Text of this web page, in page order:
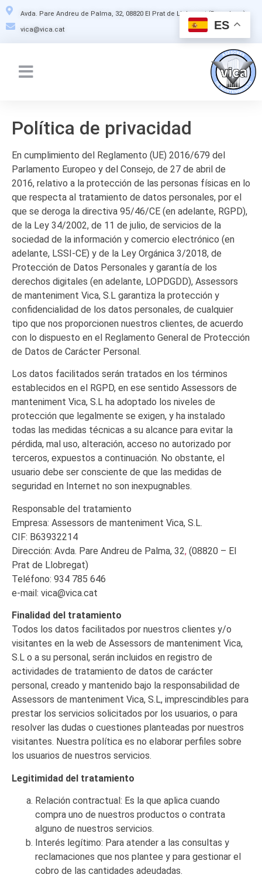
Avda. Pare Andreu de Palma, 32, 08820 El Prat de Llobregat (Barcelona)
vica@vica.cat
Política de privacidad
En cumplimiento del Reglamento (UE) 2016/679 del
Parlamento Europeo y del Consejo, de 27 de abril de
2016, relativo a la protección de las personas físicas en lo
que respecta al tratamiento de datos personales, por el
que se deroga la directiva 95/46/CE (en adelante, RGPD),
de la Ley 34/2002, de 11 de julio, de servicios de la
sociedad de la información y comercio electrónico (en
adelante, LSSI-CE) y de la Ley Orgánica 3/2018, de
Protección de Datos Personales y garantía de los
derechos digitales (en adelante, LOPDGDD), Assessors
de manteniment Vica, S.L garantiza la protección y
confidencialidad de los datos personales, de cualquier
tipo que nos proporcionen nuestros clientes, de acuerdo
con lo dispuesto en el Reglamento General de Protección
de Datos de Carácter Personal.
Los datos facilitados serán tratados en los términos
establecidos en el RGPD, en ese sentido Assessors de
manteniment Vica, S.L ha adoptado los niveles de
protección que legalmente se exigen, y ha instalado
todas las medidas técnicas a su alcance para evitar la
pérdida, mal uso, alteración, acceso no autorizado por
terceros, expuestos a continuación. No obstante, el
usuario debe ser consciente de que las medidas de
seguridad en Internet no son inexpugnables.
Responsable del tratamiento
Empresa: Assessors de manteniment Vica, S.L.
CIF: B63932214
Dirección: Avda. Pare Andreu de Palma, 32, (08820 – El
Prat de Llobregat)
Teléfono: 934 785 646
e-mail: vica@vica.cat
Finalidad del tratamiento
Todos los datos facilitados por nuestros clientes y/o
visitantes en la web de Assessors de manteniment Vica,
S.L o a su personal, serán incluidos en registro de
actividades de tratamiento de datos de carácter
personal, creado y mantenido bajo la responsabilidad de
Assessors de manteniment Vica, S.L, imprescindibles para
prestar los servicios solicitados por los usuarios, o para
resolver las dudas o cuestiones planteadas por nuestros
visitantes. Nuestra política es no elaborar perfiles sobre
los usuarios de nuestros servicios.
Legitimidad del tratamiento
Relación contractual: Es la que aplica cuando
compra uno de nuestros productos o contrata
alguno de nuestros servicios.
Interés legítimo: Para atender a las consultas y
reclamaciones que nos plantee y para gestionar el
cobro de las cantidades adeudadas.
ES